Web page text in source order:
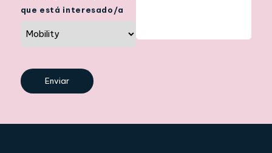
que está interesado/a